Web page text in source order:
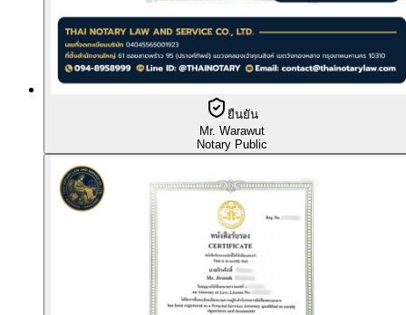
ยืนยัน
Mr. Warawut
Notary Public